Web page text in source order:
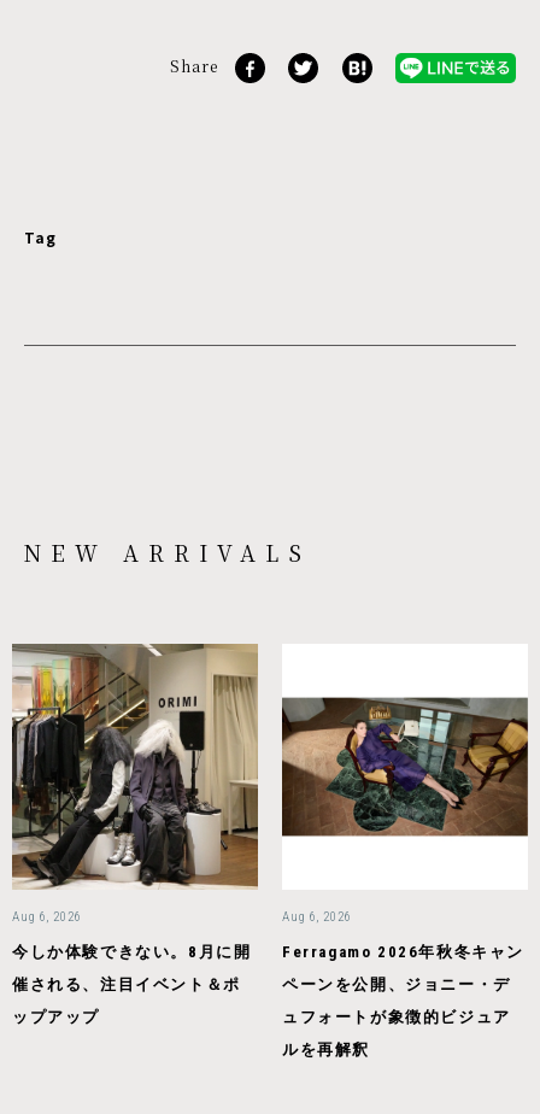
Share
Tag
NEW ARRIVALS
Aug 6, 2026
今しか体験できない。8月に開
催される、注目イベント＆ポ
ップアップ
Aug 6, 2026
Ferragamo 2026年秋冬キャン
ペーンを公開、ジョニー・デ
ュフォートが象徴的ビジュア
ルを再解釈